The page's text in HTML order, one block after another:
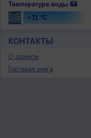
Температура воды
+11 °C
КОНТАКТЫ
О проекте
Гостевая книга